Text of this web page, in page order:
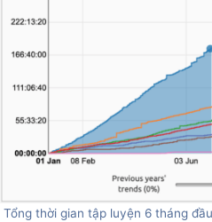
Tổng thời gian tập luyện 6 tháng